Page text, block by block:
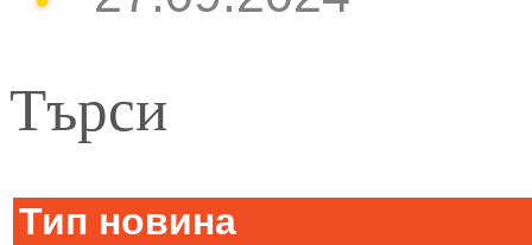
Търси
Тип новина